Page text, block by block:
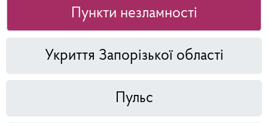
Пункти незламності
Укриття Запорізької області
Пульс